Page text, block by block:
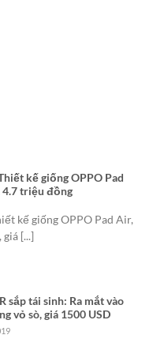
kế giống OPPO Pad
4.7 triệu đồng
kế giống OPPO Pad Air,
[...]
sắp tái sinh: Ra mắt vào
vỏ sò, giá 1500 USD